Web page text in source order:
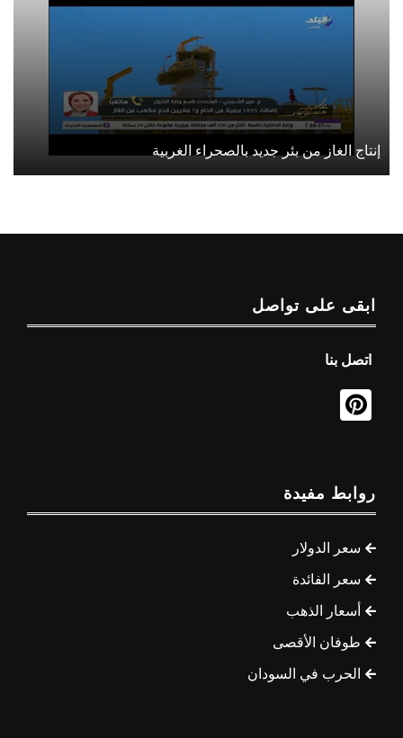
إنتاج الغاز من بئر جديد بالصحراء الغربية
ابقى على تواصل
اتصل بنا
روابط مفيدة
سعر الدولار
سعر الفائدة
أسعار الذهب
طوفان الأقصى
الحرب في السودان